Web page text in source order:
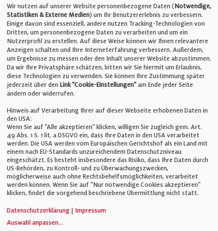
Telefon: +49 (0)711 2585563-0
E-Mail:info@bauelemente-bau.eu
Unternehmen
Impressum
Cookie-Einstellungen
AGB
© Verlag für Fachpublizistik GmbH
Wir nutzen auf unserer Website personenbezogene Daten (Notwendige,
Statistiken & Externe Medien) um Ihr Benutzererlebnis zu verbessern.
Einige davon sind essenziell, andere nutzen Tracking-Technologien von
Dritten, um personenbezogene Daten zu verarbeiten und um ein
Nutzerprofil zu erstellen. Auf diese Weise können wir Ihnen relevantere
Anzeigen schalten und Ihre Interneterfahrung verbessern. Außerdem,
um Ergebnisse zu messen oder den Inhalt unserer Website abzustimmen.
Da wir Ihre Privatsphäre schätzen, bitten wir Sie hiermit um Erlaubnis,
diese Technologien zu verwenden. Sie können Ihre Zustimmung später
jederzeit über den Link "Cookie-Einstellungen" am Ende jeder Seite
ändern oder widerrufen.
Hinweis auf Verarbeitung Ihrer auf dieser Webseite erhobenen Daten in
den USA:
Wenn Sie auf "Alle akzeptieren" klicken, willigen Sie zugleich gem. Art.
49 Abs. 1 S. 1 lit. a DSGVO ein, dass Ihre Daten in den USA verarbeitet
werden. Die USA werden vom Europäischen Gerichtshof als ein Land mit
einem nach EU-Standards unzureichendem Datenschutzniveau
eingeschätzt. Es besteht insbesondere das Risiko, dass Ihre Daten durch
US-Behörden, zu Kontroll- und zu Überwachungszwecken,
möglicherweise auch ohne Rechtsbehelfsmöglichkeiten, verarbeitet
werden können. Wenn Sie auf "Nur notwendige Cookies akzeptieren"
klicken, findet die vorgehend beschriebene Übermittlung nicht statt.
Datenschutzerklärung
Impressum
Auswahl anpassen...